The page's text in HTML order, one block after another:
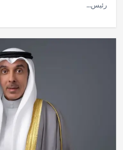
رئيس…